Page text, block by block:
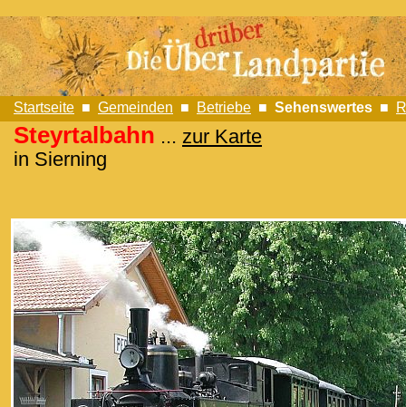
Startseite ■ Gemeinden ■ Betriebe ■ Sehenswertes ■
Steyrtalbahn ... zur Karte
in Sierning